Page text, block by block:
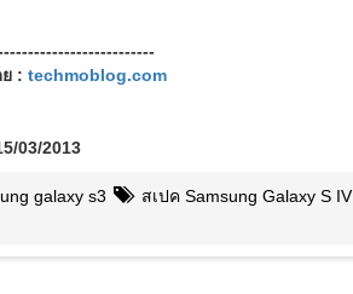
: techmoblog.com
03/2013
galaxy s3 สเปค Samsung Galaxy S IV